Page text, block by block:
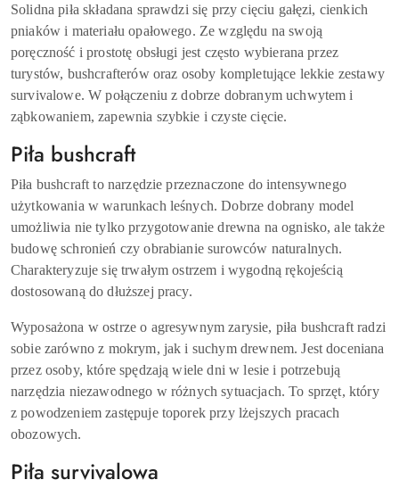
Solidna piła składana sprawdzi się przy cięciu gałęzi, cienkich
pniaków i materiału opałowego. Ze względu na swoją
poręczność i prostotę obsługi jest często wybierana przez
turystów, bushcrafterów oraz osoby kompletujące lekkie zestawy
survivalowe. W połączeniu z dobrze dobranym uchwytem i
ząbkowaniem, zapewnia szybkie i czyste cięcie.
Piła bushcraft
Piła bushcraft to narzędzie przeznaczone do intensywnego
użytkowania w warunkach leśnych. Dobrze dobrany model
umożliwia nie tylko przygotowanie drewna na ognisko, ale także
budowę schronień czy obrabianie surowców naturalnych.
Charakteryzuje się trwałym ostrzem i wygodną rękojeścią
dostosowaną do dłuższej pracy.
Wyposażona w ostrze o agresywnym zarysie, piła bushcraft radzi
sobie zarówno z mokrym, jak i suchym drewnem. Jest doceniana
przez osoby, które spędzają wiele dni w lesie i potrzebują
narzędzia niezawodnego w różnych sytuacjach. To sprzęt, który
z powodzeniem zastępuje toporek przy lżejszych pracach
obozowych.
Piła survivalowa